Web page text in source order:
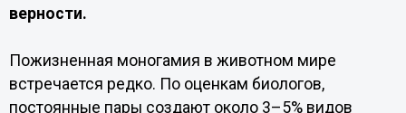
верности.
Пожизненная моногамия в животном мире
встречается редко. По оценкам биологов,
постоянные пары создают около 3–5% видов